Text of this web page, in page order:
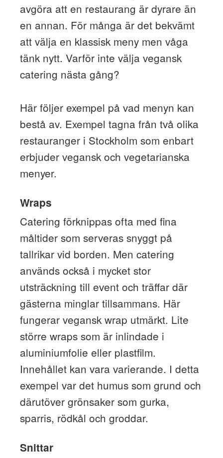
avgöra att en restaurang är dyrare än
en annan. För många är det bekvämt
att välja en klassisk meny men våga
tänk nytt. Varför inte välja vegansk
catering nästa gång?
Här följer exempel på vad menyn kan
bestå av. Exempel tagna från två olika
restauranger i Stockholm som enbart
erbjuder vegansk och vegetarianska
menyer.
Wraps
Catering förknippas ofta med fina
måltider som serveras snyggt på
tallrikar vid borden. Men catering
används också i mycket stor
utsträckning till event och träffar där
gästerna minglar tillsammans. Här
fungerar vegansk wrap utmärkt. Lite
större wraps som är inlindade i
aluminiumfolie eller plastfilm.
Innehållet kan vara varierande. I detta
exempel var det humus som grund och
därutöver grönsaker som gurka,
sparris, rödkål och groddar.
Snittar